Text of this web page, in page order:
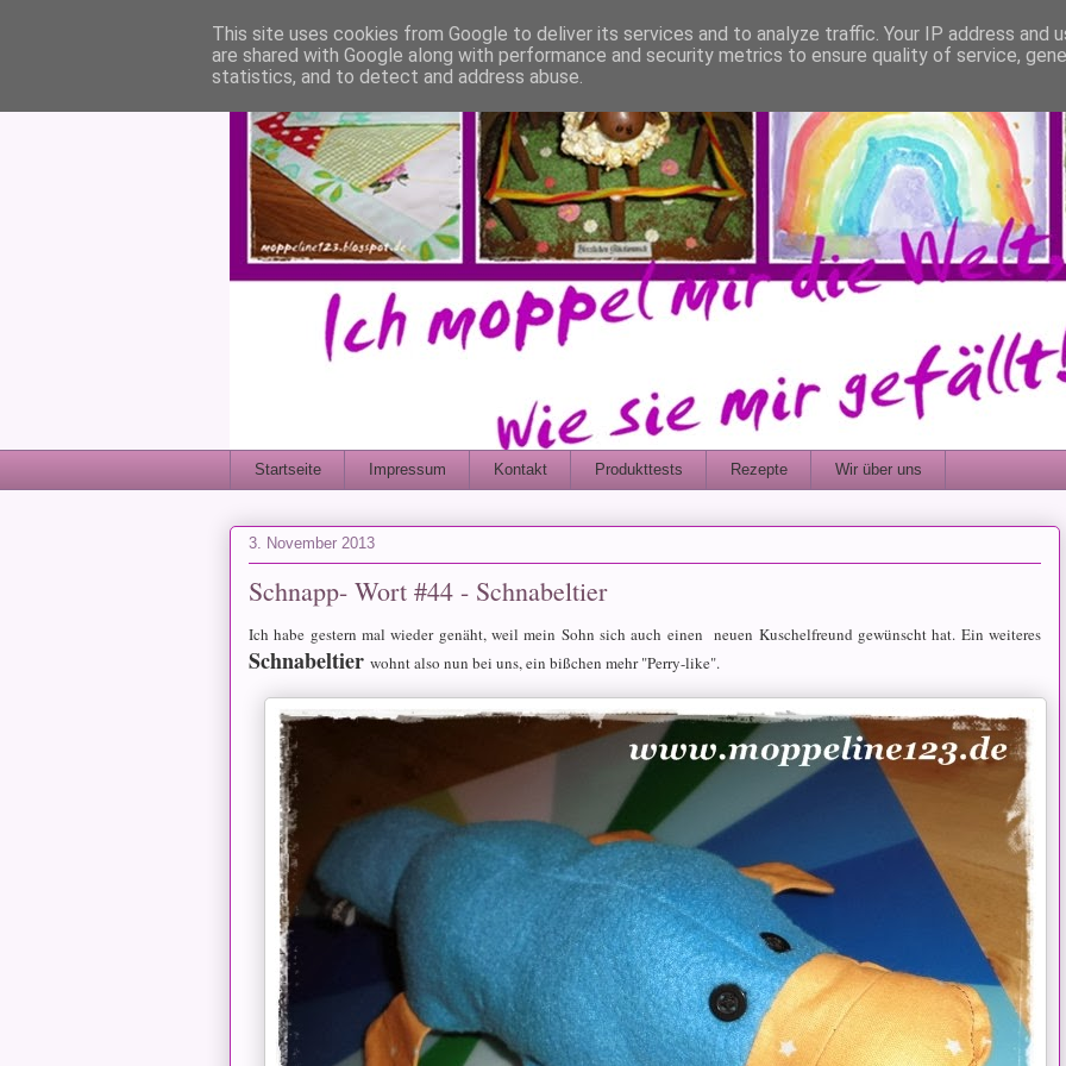
Startseite Impressum Kontakt Produkttests Rezepte Wir über uns
3. November 2013
Schnapp- Wort #44 - Schnabeltier
Ich habe gestern mal wieder genäht, weil mein Sohn sich auch einen neuen Kuschelfreund gewünscht hat. Ein weiteres
Schnabeltier wohnt also nun bei uns, ein bißchen mehr "Perry-like".
This site uses cookies from Google to deliver its services and to analyze traffic. Your IP address and
are shared with Google along with performance and security metrics to ensure quality of service,
statistics, and to detect and address abuse.